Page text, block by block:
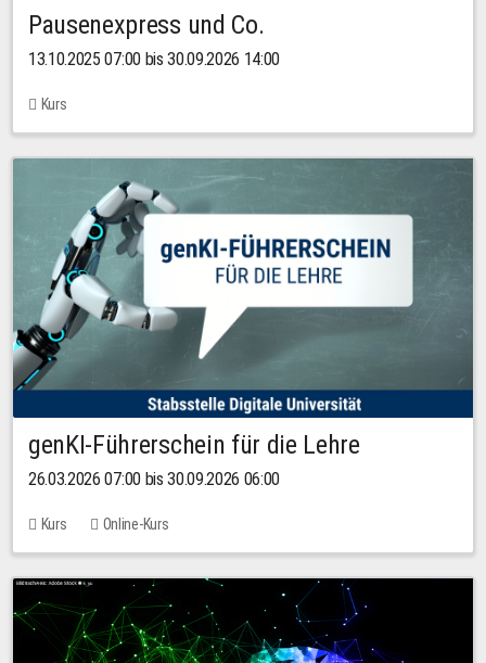
Pausenexpress und Co.
13.10.2025 07:00 bis 30.09.2026 14:00
Kurs
genKI-Führerschein für die Lehre
26.03.2026 07:00 bis 30.09.2026 06:00
Kurs Online-Kurs